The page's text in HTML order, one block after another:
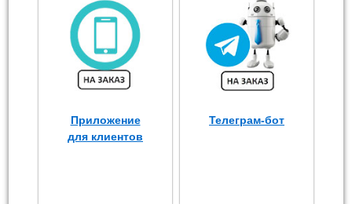
Приложение
для клиентов
Телеграм-бот